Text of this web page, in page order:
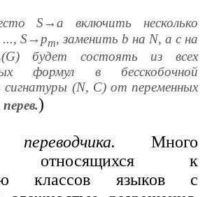
S→a включить несколько
..., S→pm, заменить b на N, а c на
будет состоять из всех
формул в бесскобочной
сигнатуры (N, C) от переменных
)
Много
относящихся к
классов языков с